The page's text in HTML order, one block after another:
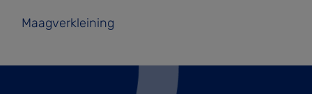
Maagverkleining